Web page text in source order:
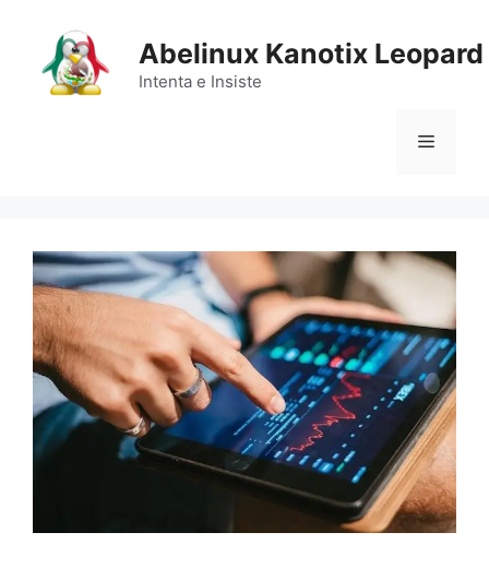
contenido
Abelinux Kanotix Leopard
Intenta e Insiste
Menú